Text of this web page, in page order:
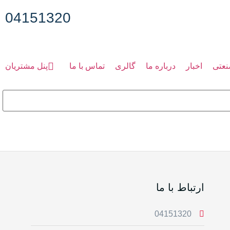
04151320
اخبار درباره ما گالری تماس با ما پنل مشتریان
ارتباط با ما
04151320